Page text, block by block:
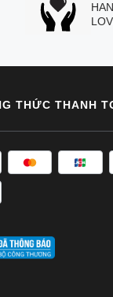
THỨC THANH